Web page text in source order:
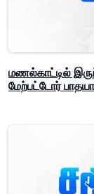
மணல்காட்டில்
மேற்பட்டோர்